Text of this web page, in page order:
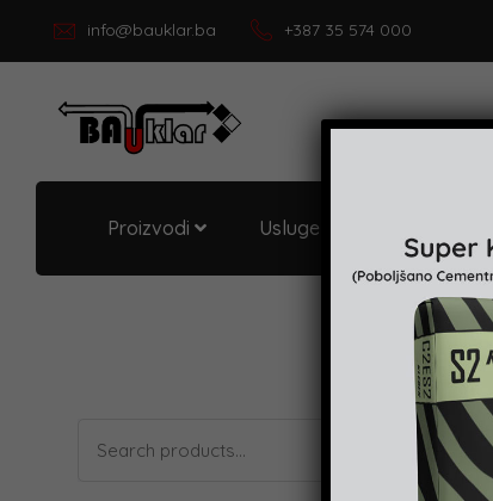
info@bauklar.ba +387 35 574 000
Proizvodi Usluge i podrška
for: